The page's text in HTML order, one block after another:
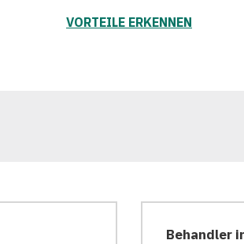
VORTEILE ERKENNEN
Behandler